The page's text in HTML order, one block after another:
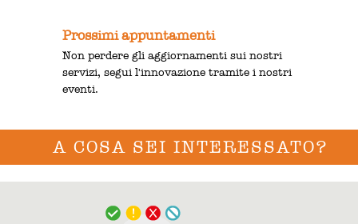
Prossimi appuntamenti
Non perdere gli aggiornamenti sui nostri
servizi, segui l'innovazione tramite i nostri
eventi.
A COSA SEI INTERESSATO?